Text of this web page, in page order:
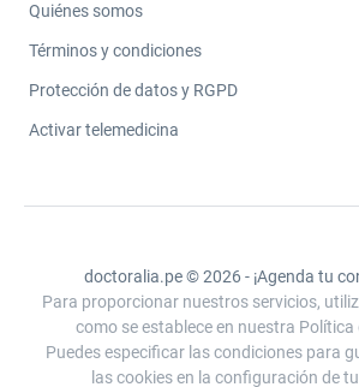
Quiénes somos
Términos y condiciones
Protección de datos y RGPD
Activar telemedicina
doctoralia.pe © 2026 - ¡Agenda tu
Para proporcionar nuestros servicios,
como se establece en nuestra Política
Puedes especificar las condiciones para
las cookies en la configuración de